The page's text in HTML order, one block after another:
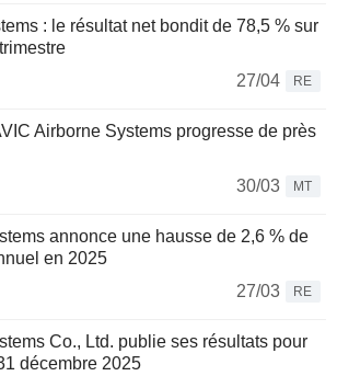
: le résultat net bondit de 78,5 % sur
27/04
RE
Airborne Systems progresse de près
30/03
MT
annonce une hausse de 2,6 % de
en 2025
27/03
RE
Co., Ltd. publie ses résultats pour
décembre 2025